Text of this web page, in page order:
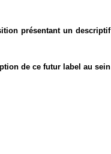
présentant un descriptif
de ce futur label au sein